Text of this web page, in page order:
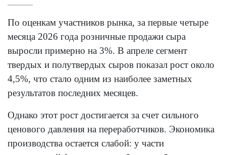
По оценкам участников рынка, за первые четыре
месяца 2026 года розничные продажи сыра
выросли примерно на 3%. В апреле сегмент
твердых и полутвердых сыров показал рост около
4,5%, что стало одним из наиболее заметных
результатов последних месяцев.
Однако этот рост достигается за счет сильного
ценового давления на переработчиков. Экономика
производства остается слабой: у части